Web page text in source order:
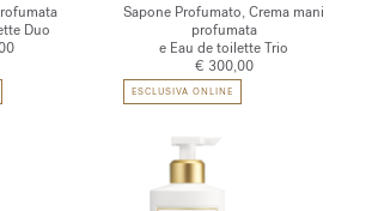
Duo
Sapone Profumato, Crema mani
profumata
e Eau de toilette Trio
€ 300,00
ESCLUSIVA ONLINE